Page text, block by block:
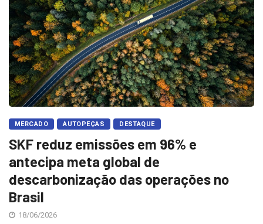
MERCADO AUTOPEÇAS DESTAQUE
SKF reduz emissões em 96% e
antecipa meta global de
descarbonização das operações no
Brasil
18/06/2026